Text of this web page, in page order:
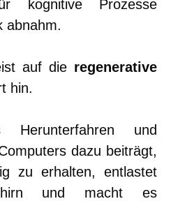
kognitive Prozesse
abnahm.
auf die regenerative
hin.
und
dazu beiträgt,
zu erhalten, entlastet
und macht es